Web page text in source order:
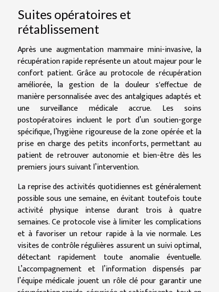
Suites opératoires et
rétablissement
Après une augmentation mammaire mini-invasive, la
récupération rapide représente un atout majeur pour le
confort patient. Grâce au protocole de récupération
améliorée, la gestion de la douleur s'effectue de
manière personnalisée avec des antalgiques adaptés et
une surveillance médicale accrue. Les soins
postopératoires incluent le port d’un soutien-gorge
spécifique, l’hygiène rigoureuse de la zone opérée et la
prise en charge des petits inconforts, permettant au
patient de retrouver autonomie et bien-être dès les
premiers jours suivant l’intervention.
La reprise des activités quotidiennes est généralement
possible sous une semaine, en évitant toutefois toute
activité physique intense durant trois à quatre
semaines. Ce protocole vise à limiter les complications
et à favoriser un retour rapide à la vie normale. Les
visites de contrôle régulières assurent un suivi optimal,
détectant rapidement toute anomalie éventuelle.
L’accompagnement et l’information dispensés par
l’équipe médicale jouent un rôle clé pour garantir une